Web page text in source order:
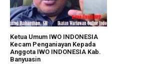
Ketua Umum IWO INDONESIA
Kecam Penganiayan Kepada
Anggota IWO INDONESIA Kab.
Banyuasin